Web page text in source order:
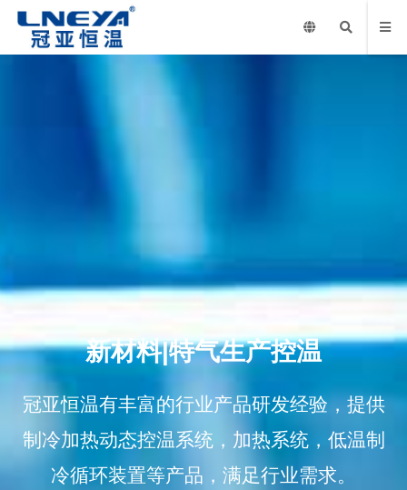
新材料|特气生产控温
冠亚恒温有丰富的行业产品研发经验，提供
制冷加热动态控温系统，加热系统，低温制
冷循环装置等产品，满足行业需求。